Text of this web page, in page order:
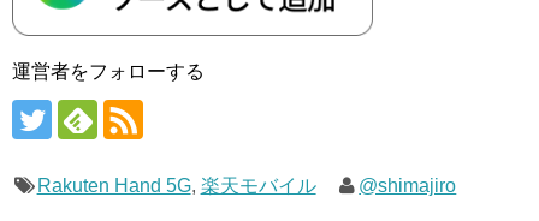
運営者をフォローする
Rakuten Hand 5G, 楽天モバイル @shimajiro